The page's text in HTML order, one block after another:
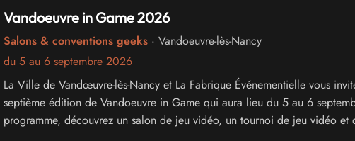
Vandoeuvre in Game 2026
Salons & conventions geeks· Vandoeuvre-lès-Nancy
du 5 au 6 septembre 2026
La Ville de Vandœuvre-lès-Nancy et La Fabrique Événementielle vous
septième édition de Vandoeuvre in Game qui aura lieu du 5 au 6
programme, découvrez un salon de jeu vidéo, un tournoi de jeu vidéo et